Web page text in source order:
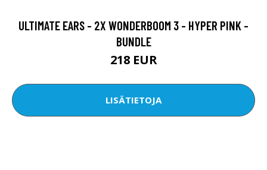
ULTIMATE EARS - 2X WONDERBOOM 3 - HYPER PINK -
BUNDLE
218 EUR
LISÄTIETOJA